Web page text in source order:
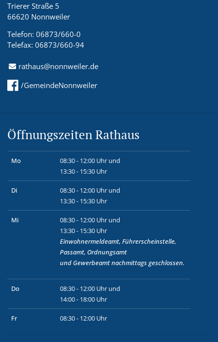
Trierer Straße 5
66620 Nonnweiler
Telefon: 06873/660-0
Telefax: 06873/660-94
rathaus@nonnweiler.de
/GemeindeNonnweiler
Öffnungszeiten Rathaus
Mo
08:30 - 12:00 Uhr und
13:30 - 15:30 Uhr
Di
08:30 - 12:00 Uhr und
13:30 - 15:30 Uhr
Mi
08:30 - 12:00 Uhr und
13:30 - 15:30 Uhr
Einwohnermeldeamt, Führerscheinstelle,
Passamt, Ordnungsamt
und Gewerbeamtnachmittags geschlossen.
Do
08:30 - 12:00 Uhr und
14:00 - 18:00 Uhr
Fr 08:30 - 12:00 Uhr